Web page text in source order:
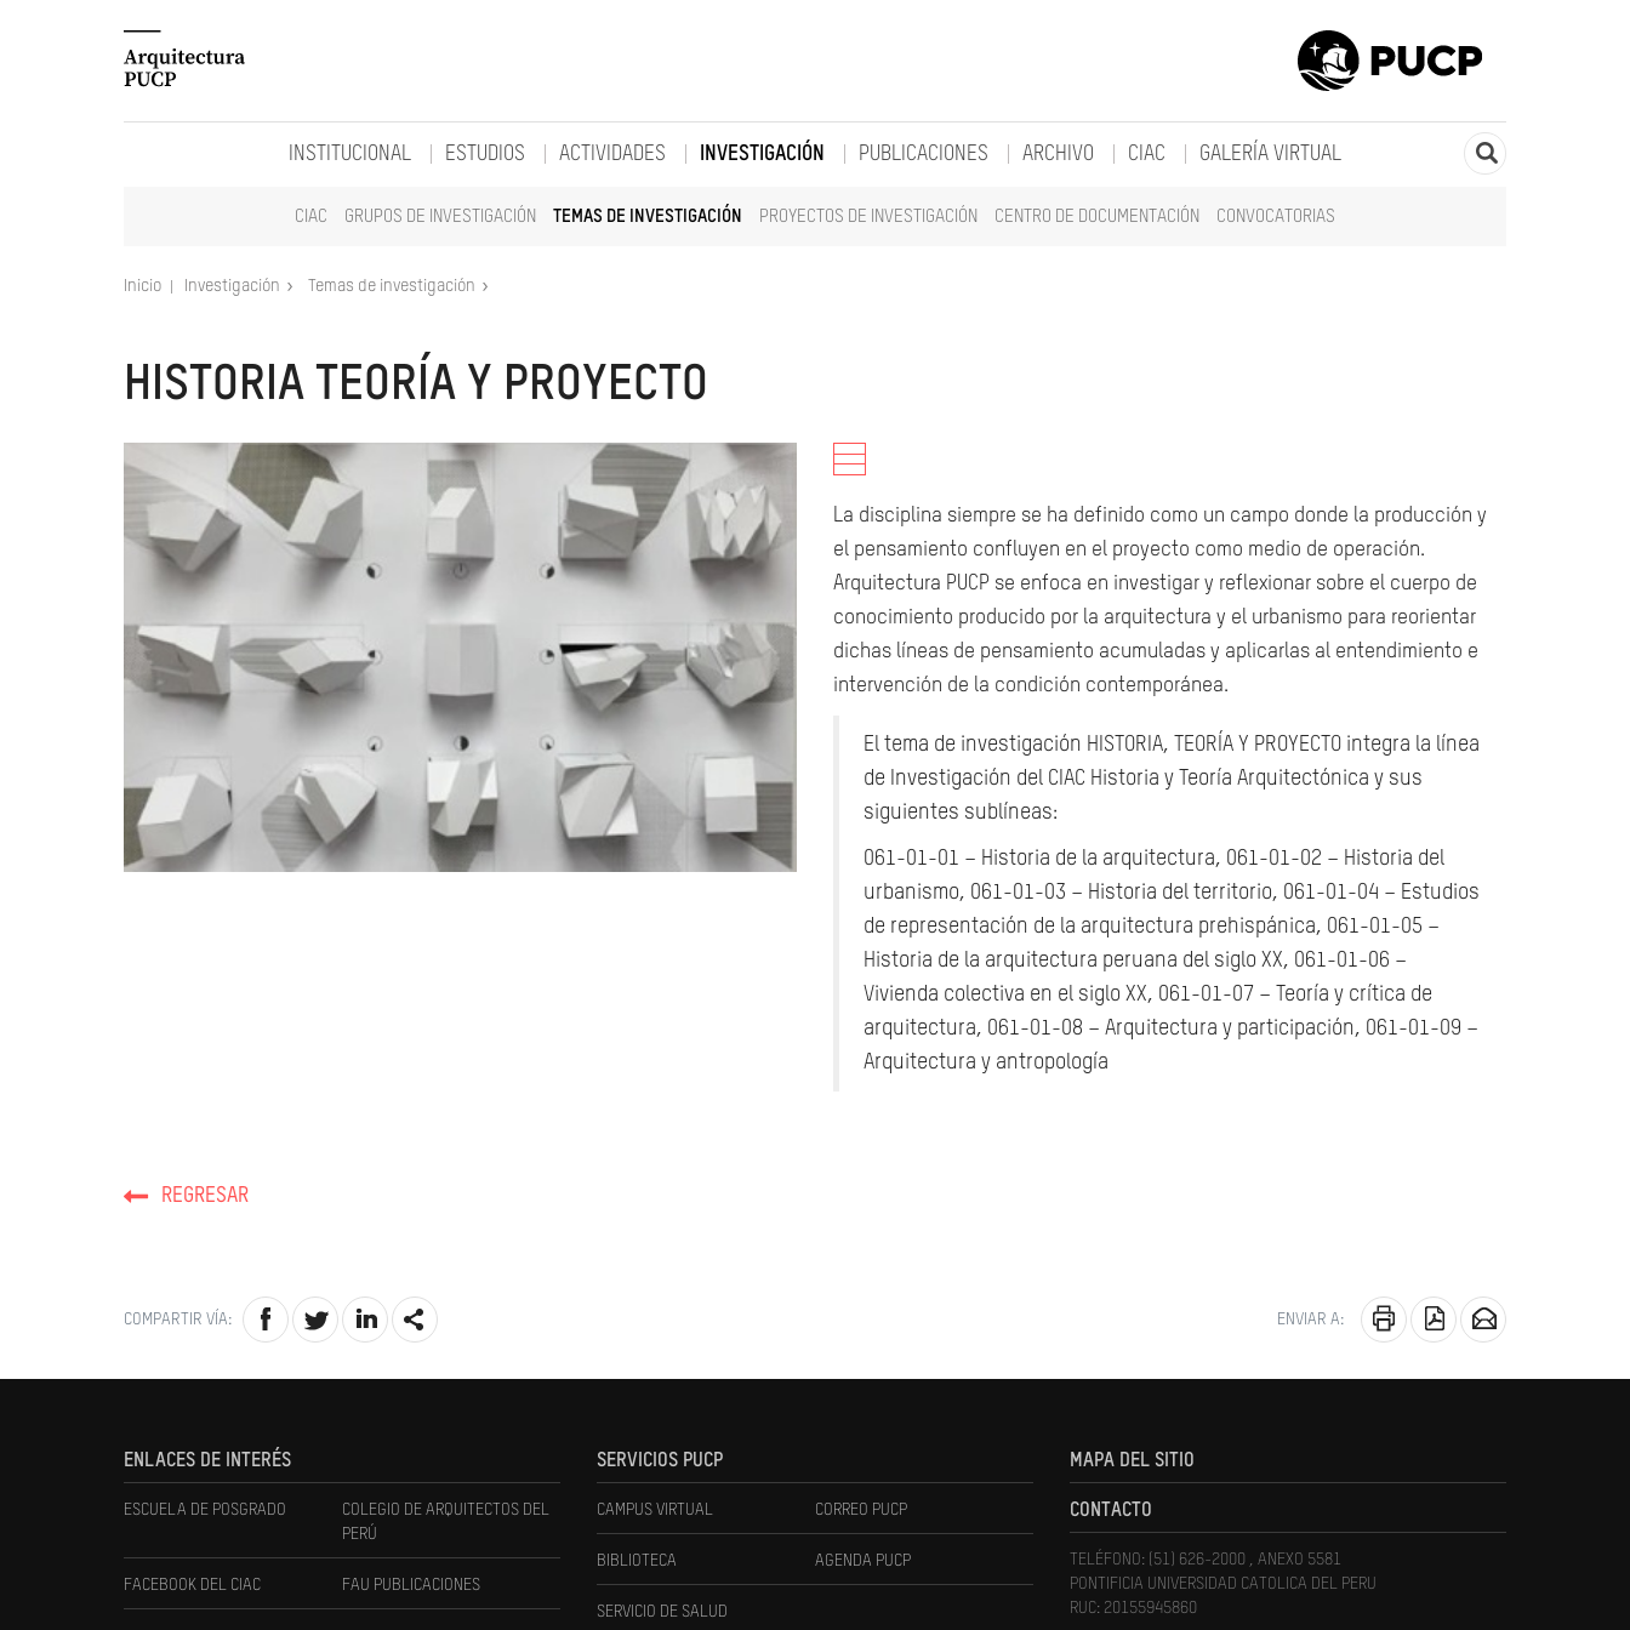
INSTITUCIONAL ESTUDIOS ACTIVIDADES INVESTIGACIÓN
CIAC GRUPOS DE INVESTIGACIÓN TEMAS DE INVESTIGACIÓN PROYECTOS DE INVESTIGACIÓN CENTRO DE DOCUMENTACIÓN CONVOCATORIAS
PUBLICACIONES ARCHIVO CIAC GALERÍA VIRTUAL
Inicio Investigación Temas de investigación
HISTORIA TEORÍA Y PROYECTO
La disciplina siempre se ha definido como un campo donde la producción y
el pensamiento confluyen en el proyecto como medio de operación.
Arquitectura PUCP se enfoca en investigar y reflexionar sobre el cuerpo de
conocimiento producido por la arquitectura y el urbanismo para reorientar
dichas líneas de pensamiento acumuladas y aplicarlas al entendimiento e
intervención de la condición contemporánea.
El tema de investigación HISTORIA, TEORÍA Y PROYECTO integra la línea
de Investigación del CIAC Historia y Teoría Arquitectónica y sus
siguientes sublíneas:
061-01-01 – Historia de la arquitectura, 061-01-02 – Historia del
urbanismo, 061-01-03 – Historia del territorio, 061-01-04 – Estudios
de representación de la arquitectura prehispánica, 061-01-05 –
Historia de la arquitectura peruana del siglo XX, 061-01-06 –
Vivienda colectiva en el siglo XX, 061-01-07 – Teoría y crítica de
arquitectura, 061-01-08 – Arquitectura y participación, 061-01-09 –
Arquitectura y antropología
REGRESAR
COMPARTIR VÍA: ENVIAR A:
ENLACES DE INTERÉS
ESCUELA DE POSGRADO
COLEGIO DE ARQUITECTOS DEL
PERÚ
FACEBOOK DEL CIAC FAU PUBLICACIONES
SERVICIOS PUCP
CAMPUS VIRTUAL CORREO PUCP
BIBLIOTECA AGENDA PUCP
SERVICIO DE SALUD
MAPA DEL SITIO
CONTACTO
TELÉFONO: (51) 626-2000 , ANEXO 5581
PONTIFICIA UNIVERSIDAD CATOLICA DEL PERU
RUC: 20155945860